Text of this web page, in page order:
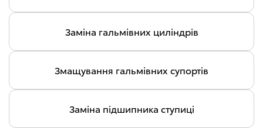
Заміна гальмівних циліндрів
Змащування гальмівних супортів
Заміна підшипника ступиці